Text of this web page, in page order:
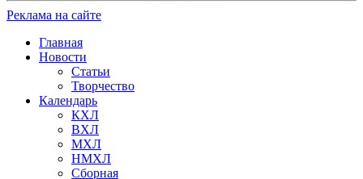
Реклама на сайте
Главная
Новости
Статьи
Творчество
Календарь
КХЛ
ВХЛ
МХЛ
НМХЛ
Сборная